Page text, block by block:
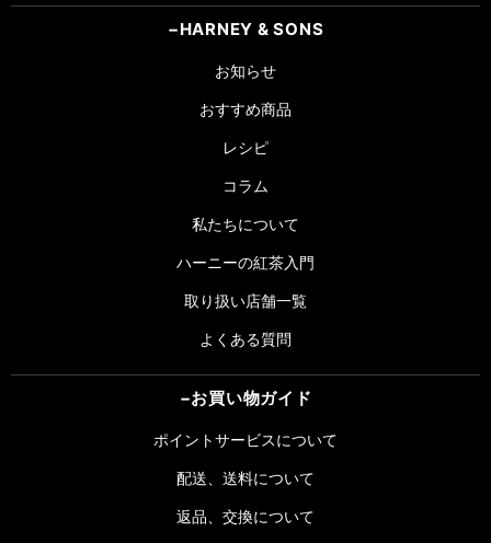
HARNEY & SONS
お知らせ
おすすめ商品
レシピ
コラム
私たちについて
ハーニーの紅茶入門
取り扱い店舗一覧
よくある質問
お買い物ガイド
ポイントサービスについて
配送、送料について
返品、交換について